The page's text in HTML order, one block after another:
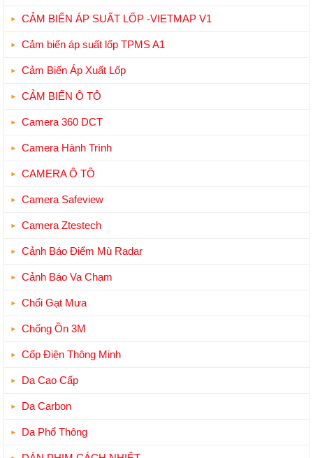
CẢM BIẾN ÁP SUẤT LỐP -VIETMAP V1
Cảm biến áp suất lốp TPMS A1
Cảm Biến Áp Xuất Lốp
CẢM BIẾN Ô TÔ
Camera 360 DCT
Camera Hành Trình
CAMERA Ô TÔ
Camera Safeview
Camera Ztestech
Cảnh Báo Điểm Mù Radar
Cảnh Báo Va Chạm
Chổi Gạt Mưa
Chống Ồn 3M
Cốp Điện Thông Minh
Da Cao Cấp
Da Carbon
Da Phổ Thông